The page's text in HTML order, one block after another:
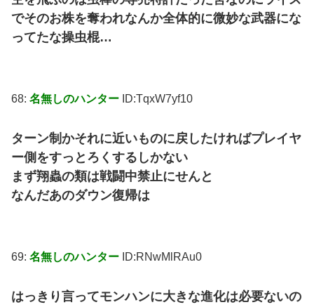
でそのお株を奪われなんか全体的に微妙な武器にな
ってたな操虫棍…
68: 名無しのハンター ID:TqxW7yf10
ターン制かそれに近いものに戻したければプレイヤ
ー側をすっとろくするしかない
まず翔蟲の類は戦闘中禁止にせんと
なんだあのダウン復帰は
69: 名無しのハンター ID:RNwMlRAu0
はっきり言ってモンハンに大きな進化は必要ないの